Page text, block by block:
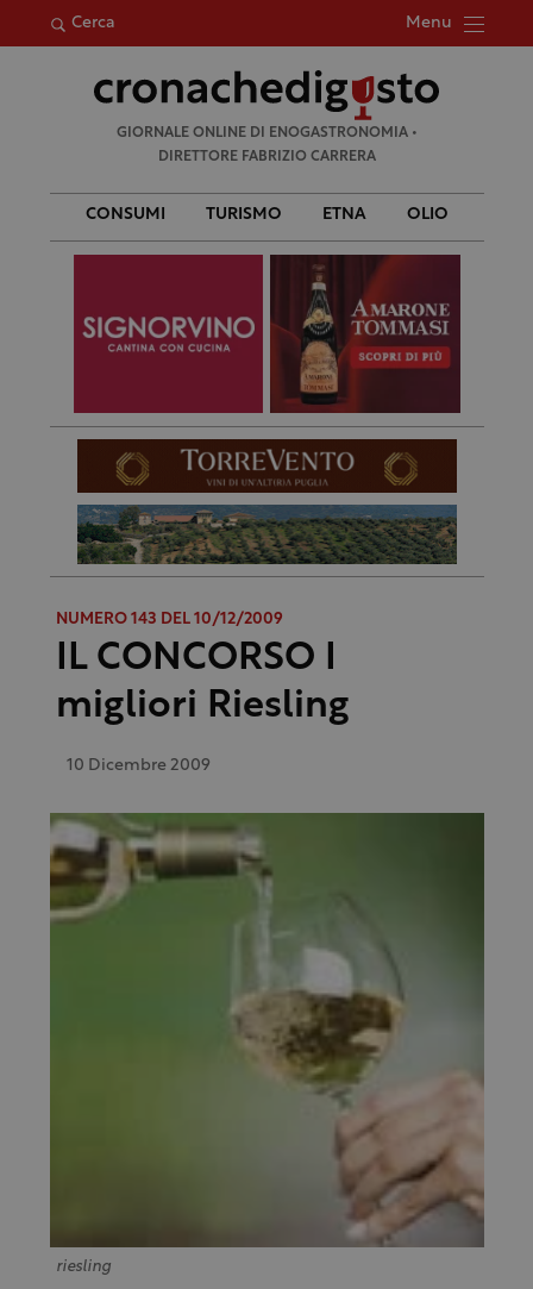
Cerca Menu
per:
GIORNALE ONLINE DI ENOGASTRONOMIA •
DIRETTORE FABRIZIO CARRERA
CONSUMI TURISMO ETNA OLIO
NUMERO 143 DEL 10/12/2009
IL CONCORSO I
migliori Riesling
10 Dicembre 2009
riesling